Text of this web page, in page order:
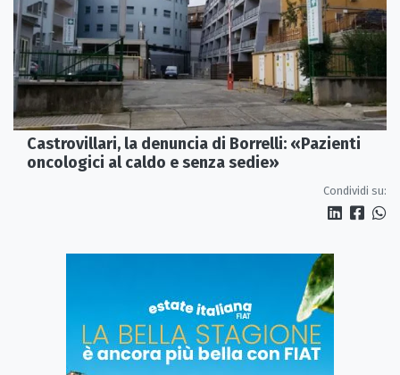
Castrovillari, la denuncia di Borrelli: «Pazienti
oncologici al caldo e senza sedie»
Condividi su: